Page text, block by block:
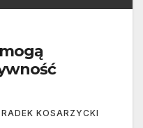
RADEK KOSARZYCKI